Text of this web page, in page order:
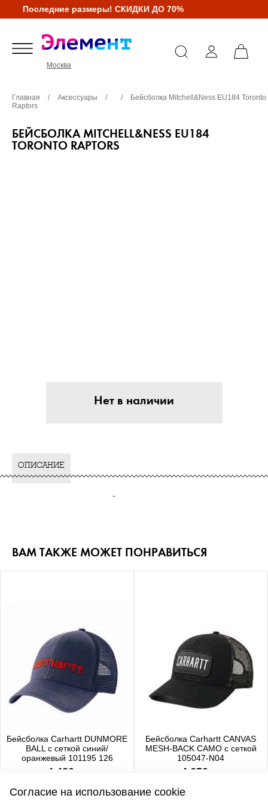
Последние размеры! СКИДКИ ДО 70%
Москва
Главная / Аксессуары / /
Бейсболка Mitchell&Ness EU184 Toronto
Raptors
БЕЙСБОЛКА MITCHELL&NESS EU184
TORONTO RAPTORS
Нет в наличии
ОПИСАНИЕ
-
ВАМ ТАКЖЕ МОЖЕТ ПОНРАВИТЬСЯ
Бейсболка Carhartt DUNMORE
BALL с сеткой синий/
оранжевый 101195 126
4 480 р.
Бейсболка Carhartt CANVAS
MESH-BACK CAMO с сеткой
105047-N04
4 650 р.
Согласие на использование cookie